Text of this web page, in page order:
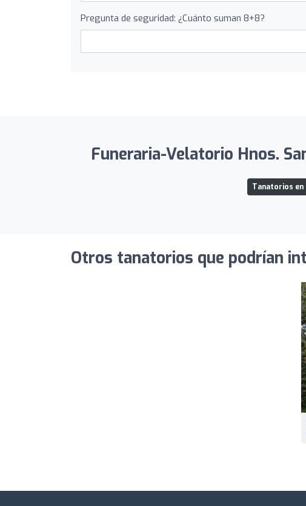
Pregunta de seguridad: ¿Cuánto suman 8+8?
Funeraria-Velatorio Hnos.
Tanatorios en
Otros tanatorios que podrían